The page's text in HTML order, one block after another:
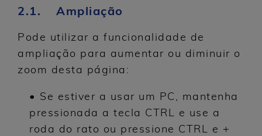
2.1. Ampliação
Pode utilizar a funcionalidade de
ampliação para aumentar ou diminuir o
zoom desta página:
• Se estiver a usar um PC, mantenha
pressionada a tecla CTRL e use a
roda do rato ou pressione CTRL e +